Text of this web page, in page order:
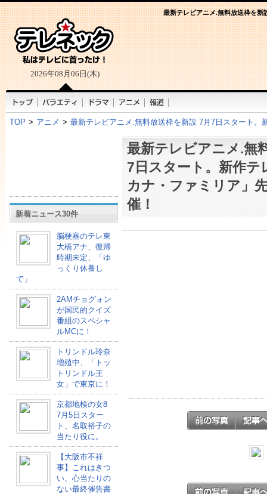
2026年08月06日(木)
最新テレビアニメ.無料放送枠を新
TOP > アニメ > 最新テレビアニメ.無料放送枠を新設 7月7日スタート
新着ニュース30件
脳梗塞のテレ東
大橋アナ、復帰
時期未定、「ゆ
っくり休養し
て」
2AMチョグォン
が国民的クイズ
番組のスペシャ
ルMCに！
トリンドル玲奈
増殖中、「トッ
トリンドル王
女」で東京に！
京都地検の女8
7月5日スター
ト、名取裕子の
当たり役に。
【大阪市不祥
事】これはきつ
い、心当たりの
ない最終催告書
最新テレビアニメ.無
7日スタート。新作テ
カナ・ファミリア」
催！